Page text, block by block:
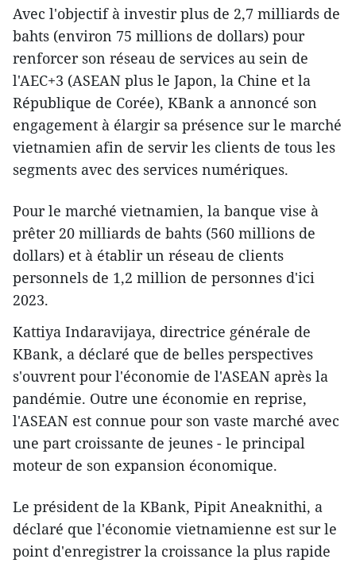
Avec l'objectif à investir plus de 2,7 milliards de
bahts (environ 75 millions de dollars) pour
renforcer son réseau de services au sein de
l'AEC+3 (ASEAN plus le Japon, la Chine et la
République de Corée), KBank a annoncé son
engagement à élargir sa présence sur le marché
vietnamien afin de servir les clients de tous les
segments avec des services numériques.
Pour le marché vietnamien, la banque vise à
prêter 20 milliards de bahts (560 millions de
dollars) et à établir un réseau de clients
personnels de 1,2 million de personnes d'ici
2023.
Kattiya Indaravijaya, directrice générale de
KBank, a déclaré que de belles perspectives
s'ouvrent pour l'économie de l'ASEAN après la
pandémie. Outre une économie en reprise,
l'ASEAN est connue pour son vaste marché avec
une part croissante de jeunes - le principal
moteur de son expansion économique.
Le président de la KBank, Pipit Aneaknithi, a
déclaré que l'économie vietnamienne est sur le
point d'enregistrer la croissance la plus rapide